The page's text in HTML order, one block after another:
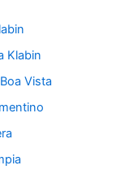
Klabin
Vista